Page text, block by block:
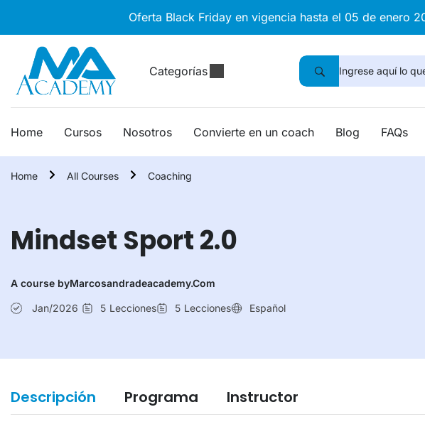
Oferta Black Friday en vigencia hasta el 05 de enero
Categorías
Home Cursos Nosotros Convierte en un coach Blog FAQs
Home All Courses Coaching
Mindset Sport 2.0
A course byMarcosandradeacademy.com
Jan/2026 5 Lecciones 5 Lecciones Español
Descripción Programa Instructor